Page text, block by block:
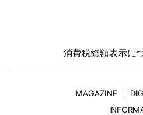
消費税総額表示に
MAGAZINE